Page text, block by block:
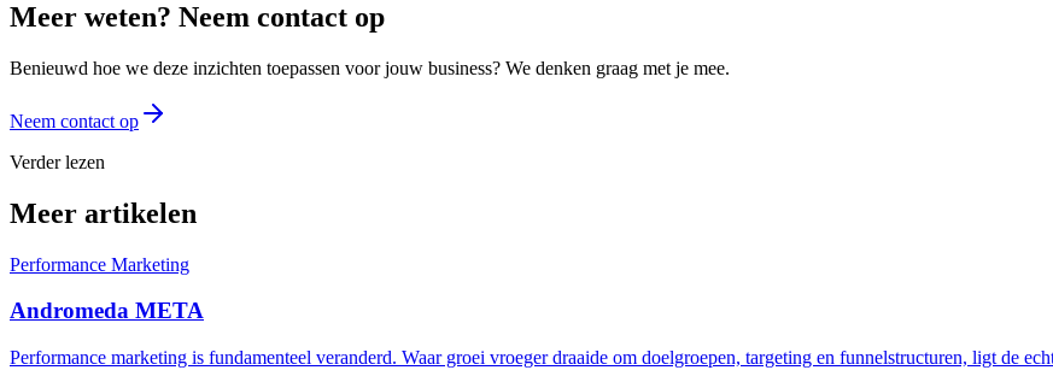
Meer weten? Neem contact op
Benieuwd hoe we deze inzichten toepassen voor jouw business? We denken graag met je mee.
Neem contact op
Verder lezen
Meer artikelen
Performance Marketing
Andromeda META
Performance marketing is fundamenteel veranderd. Waar groei vroeger draaide om doelgroepen, targeting en funnelstructuren, ligt de